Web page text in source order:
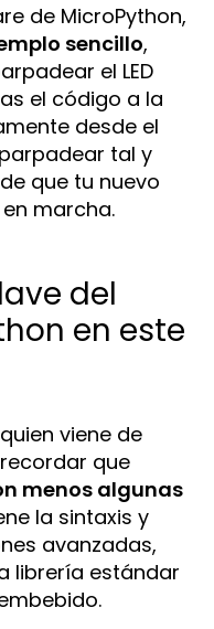
de MicroPython,
sencillo,
el LED
el código a la
desde el
parpadear tal y
que tu nuevo
marcha.
del
en este
viene de
que
menos algunas
la sintaxis y
avanzadas,
librería estándar